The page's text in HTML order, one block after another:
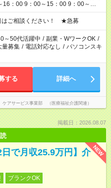
16：00 9：00～15：00 9：00～
仕事と
案内できません ※法令に基づき、
止）により、短時間・短期間の就
ります
はご相談ください！ ★急募
～50代活躍中 / 副業・WワークOK /
量募集 / 電話対応なし / パソコンスキ
する 詳細へ
アサービス事業部 （医療福祉介護関連）
掲載日：2026.08.07
NEW
で月収25.9万円】介
ブランクOK